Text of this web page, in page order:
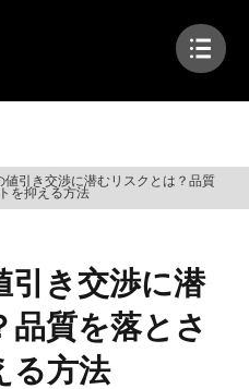
値引き交渉に潜むリスクとは？品質
を抑える方法
引き交渉に潜
質を落とさ
る方法